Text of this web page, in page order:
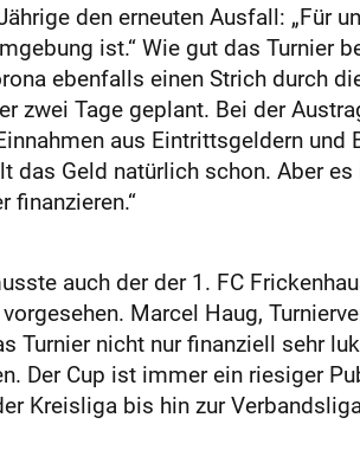
den erneuten Ausfall: „Für
ist.“ Wie gut das Turnier
ebenfalls einen Strich durch
zwei Tage geplant. Bei der
aus Eintrittsgeldern
das Geld natürlich schon. Aber
finanzieren.“
auch der der 1. FC
Marcel Haug,
Turnier nicht nur finanziell sehr
Der Cup ist immer ein riesiger
Kreisliga bis hin zur